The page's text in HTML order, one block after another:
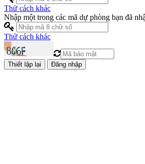
Thử cách khác
Nhập một trong các mã dự phòng bạn đã
Thử cách khác
Đăng nhập